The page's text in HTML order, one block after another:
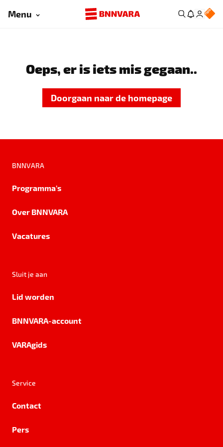
Menu
Oeps, er is iets mis gegaan..
Doorgaan naar de homepage
BNNVARA
Programma's
Over BNNVARA
Vacatures
Sluit je aan
Lid worden
BNNVARA-account
VARAgids
Service
Contact
Pers